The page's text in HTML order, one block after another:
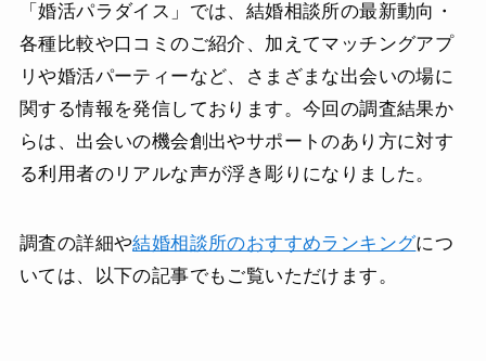
「婚活パラダイス」では、結婚相談所の最新動向・
各種比較や口コミのご紹介、加えてマッチングアプ
リや婚活パーティーなど、さまざまな出会いの場に
関する情報を発信しております。今回の調査結果か
らは、出会いの機会創出やサポートのあり方に対す
る利用者のリアルな声が浮き彫りになりました。
調査の詳細や結婚相談所のおすすめランキングにつ
いては、以下の記事でもご覧いただけます。